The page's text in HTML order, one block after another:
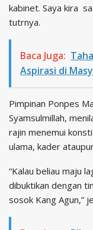
kabinet. Saya kira
tutrnya.
Baca Juga:
Aspirasi di
Pimpinan Ponpes
Syamsulmillah,
rajin menemui
ulama, kader
“Kalau beliau maju
dibuktikan dengan
sosok Kang Agun,”